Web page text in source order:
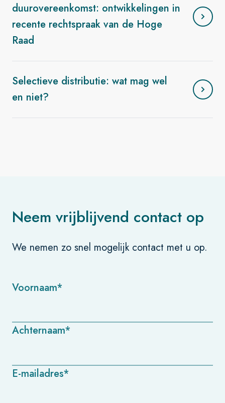
duurovereenkomst: ontwikkelingen in
recente rechtspraak van de Hoge
Raad
Selectieve distributie: wat mag wel
en niet?
Neem vrijblijvend contact op
We nemen zo snel mogelijk contact met u op.
Voornaam*
Achternaam*
E-mailadres*